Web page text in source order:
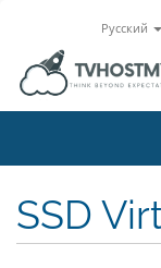
Русский
SSD